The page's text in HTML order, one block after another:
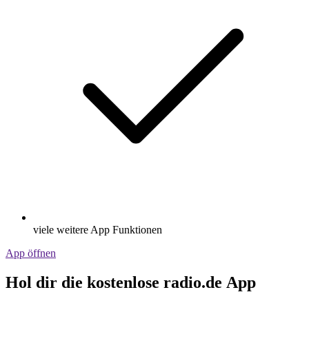
viele weitere App Funktionen
App öffnen
Hol dir die kostenlose radio.de App